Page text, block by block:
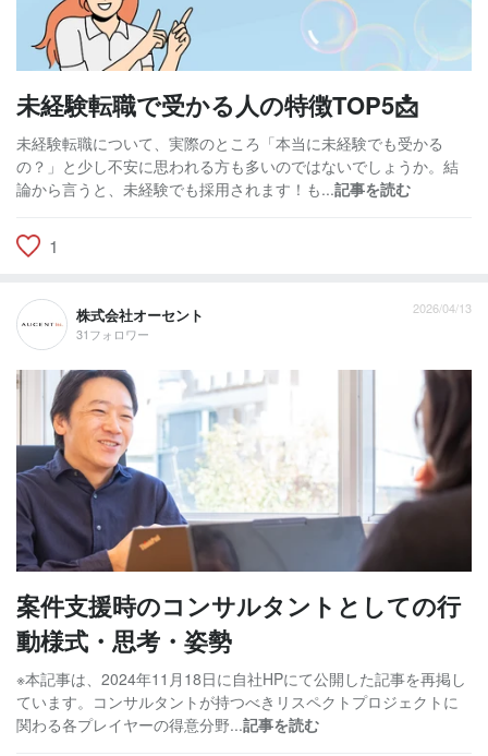
未経験転職で受かる人の特徴TOP5📩
未経験転職について、実際のところ「本当に未経験でも受かる
の？」と少し不安に思われる方も多いのではないでしょうか。結
論から言うと、未経験でも採用されます！も...記事を読む
1
株式会社オーセント
31フォロワー
2026/04/13
案件支援時のコンサルタントとしての行
動様式・思考・姿勢
※本記事は、2024年11月18日に自社HPにて公開した記事を再掲し
ています。コンサルタントが持つべきリスペクトプロジェクトに
関わる各プレイヤーの得意分野...記事を読む